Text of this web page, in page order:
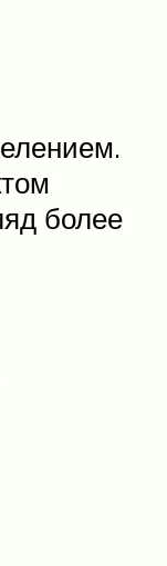
более